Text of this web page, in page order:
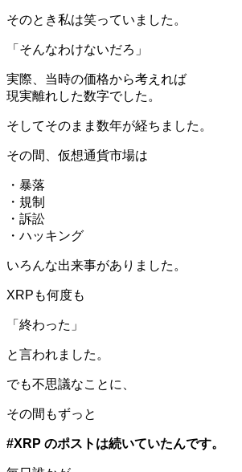
そのとき私は笑っていました。
「そんなわけないだろ」
実際、当時の価格から考えれば
現実離れした数字でした。
そしてそのまま数年が経ちました。
その間、仮想通貨市場は
・暴落
・規制
・訴訟
・ハッキング
いろんな出来事がありました。
XRPも何度も
「終わった」
と言われました。
でも不思議なことに、
その間もずっと
#XRP のポストは続いていたんです。